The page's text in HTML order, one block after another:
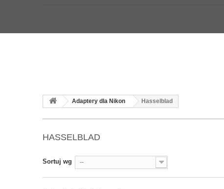
Adaptery dla Nikon Hasselblad
HASSELBLAD
Sortuj wg --